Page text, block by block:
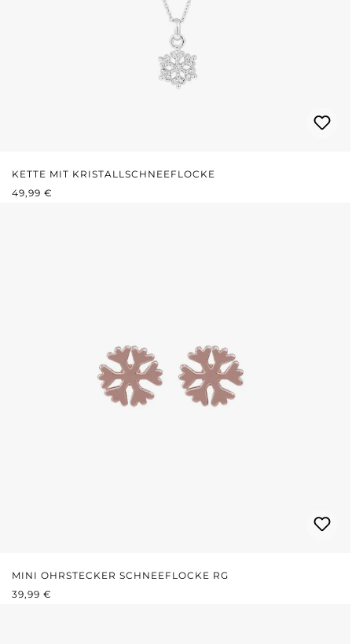
KETTE MIT KRISTALLSCHNEEFLOCKE
REGULÄRER PREIS:
49,99 €
MINI OHRSTECKER SCHNEEFLOCKE RG
REGULÄRER PREIS:
39,99 €